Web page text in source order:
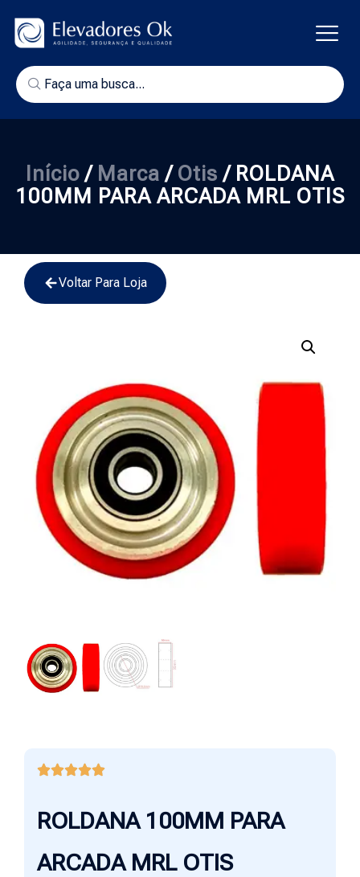
Início / Marca / Otis / ROLDANA
100MM PARA ARCADA MRL OTIS
Voltar Para Loja
ROLDANA 100MM PARA
ARCADA MRL OTIS